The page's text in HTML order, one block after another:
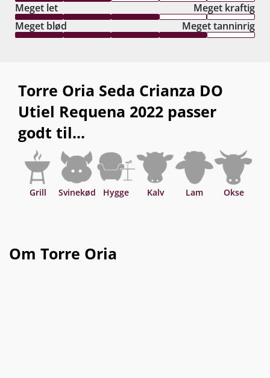
Meget let
Meget kraftig
Meget blød
Meget tanninrig
Torre Oria Seda Crianza DO
Utiel Requena 2022 passer
godt til...
Grill Svinekød Hygge Kalv Lam Okse
Om Torre Oria